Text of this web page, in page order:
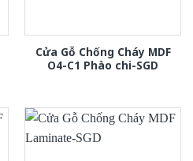
Cửa Gỗ Chống Cháy MDF
O4-C1 Phào chi-SGD